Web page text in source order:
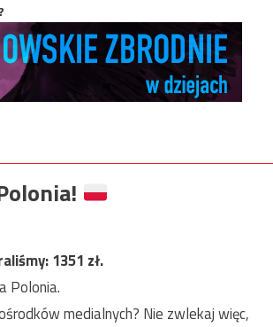
1351 zł.
Polonia.
medialnych? Nie zwlekaj więc,